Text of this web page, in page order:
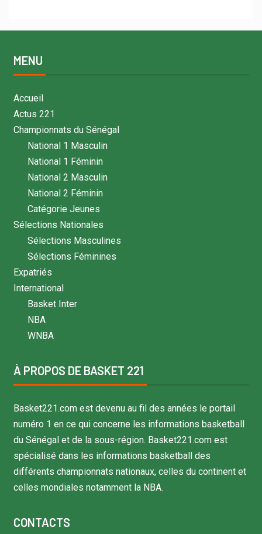
MENU
Accueil
Actus 221
Championnats du Sénégal
National 1 Masculin
National 1 Féminin
National 2 Masculin
National 2 Féminin
Catégorie Jeunes
Sélections Nationales
Sélections Masculines
Sélections Féminines
Expatriés
International
Basket Inter
NBA
WNBA
À PROPOS DE BASKET 221
Basket221.com est devenu au fil des années le portail
numéro 1 en ce qui concerne les informations basketball
du Sénégal et de la sous-région. Basket221.com est
spécialisé dans les informations basketball des
différents championnats nationaux, celles du continent et
celles mondiales notamment la NBA.
CONTACTS